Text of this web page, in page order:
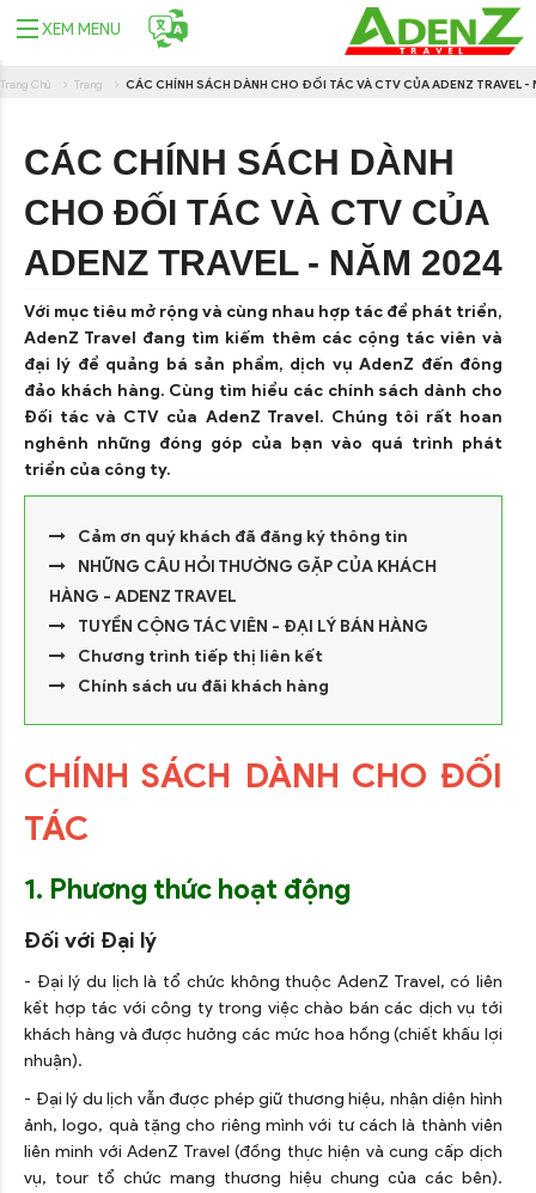
XEM MENU
Trang Chủ Trang CÁC CHÍNH SÁCH DÀNH CHO ĐỐI TÁC VÀ CTV CỦA ADENZ TRAVEL -
CÁC CHÍNH SÁCH DÀNH
CHO ĐỐI TÁC VÀ CTV CỦA
ADENZ TRAVEL - NĂM 2024
Với mục tiêu mở rộng và cùng nhau hợp tác để phát triển,
AdenZ Travel đang tìm kiếm thêm các cộng tác viên và
đại lý để quảng bá sản phẩm, dịch vụ AdenZ đến đông
đảo khách hàng. Cùng tìm hiểu các chính sách dành cho
Đối tác và CTV của AdenZ Travel. Chúng tôi rất hoan
nghênh những đóng góp của bạn vào quá trình phát
triển của công ty.
Cảm ơn quý khách đã đăng ký thông tin
NHỮNG CÂU HỎI THƯỜNG GẶP CỦA KHÁCH
HÀNG - ADENZ TRAVEL
TUYỂN CỘNG TÁC VIÊN - ĐẠI LÝ BÁN HÀNG
Chương trình tiếp thị liên kết
Chính sách ưu đãi khách hàng
CHÍNH SÁCH DÀNH CHO ĐỐI
TÁC
1. Phương thức hoạt động
Đối với Đại lý
- Đại lý du lịch là tổ chức không thuộc AdenZ Travel, có liên
kết hợp tác với công ty trong việc chào bán các dịch vụ tới
khách hàng và được hưởng các mức hoa hồng (chiết khấu lợi
nhuận).
- Đại lý du lịch vẫn được phép giữ thương hiệu, nhận diện hình
ảnh, logo, quà tặng cho riêng mình với tư cách là thành viên
liên minh với AdenZ Travel (đồng thực hiện và cung cấp dịch
vụ, tour tổ chức mang thương hiệu chung của các bên).